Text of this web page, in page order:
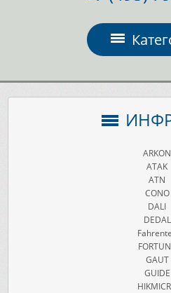
ARKON
ATAK
ATN
CONO
DALI
DEDAL
GAUT
GUIDE